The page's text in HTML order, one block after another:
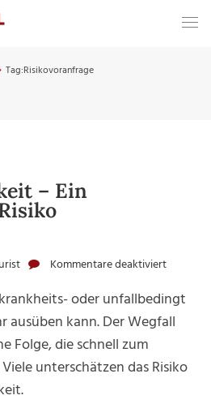
Tag:Risikovoranfrage
– Ein
Kommentare deaktiviert
oder unfallbedingt
ausüben kann. Der Wegfall
Folge, die schnell zum
unterschätzen das Risiko